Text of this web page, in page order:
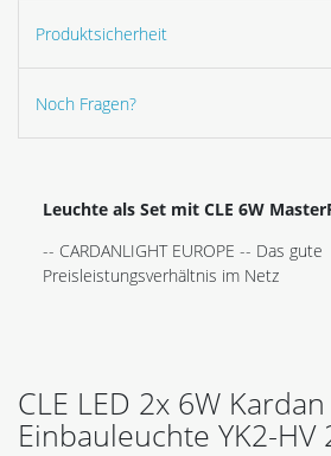
Produktsicherheit
Noch Fragen?
Leuchte als Set mit CLE 6W
-- CARDANLIGHT EUROPE -- Das gute
Preisleistungsverhältnis im Netz
CLE LED 2x 6W Kardan
Einbauleuchte YK2-HV